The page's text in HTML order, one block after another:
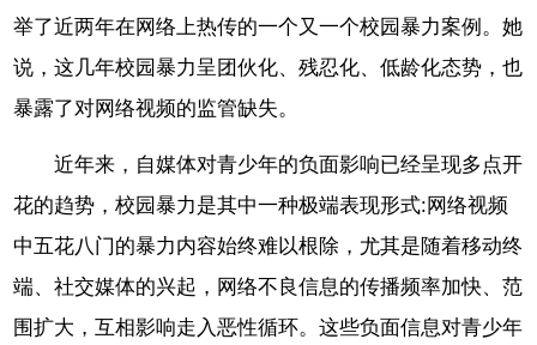
举了近两年在网络上热传的一个又一个校园暴力案例。她
说，这几年校园暴力呈团伙化、残忍化、低龄化态势，也
暴露了对网络视频的监管缺失。
近年来，自媒体对青少年的负面影响已经呈现多点开
花的趋势，校园暴力是其中一种极端表现形式:网络视频
中五花八门的暴力内容始终难以根除，尤其是随着移动终
端、社交媒体的兴起，网络不良信息的传播频率加快、范
围扩大，互相影响走入恶性循环。这些负面信息对青少年